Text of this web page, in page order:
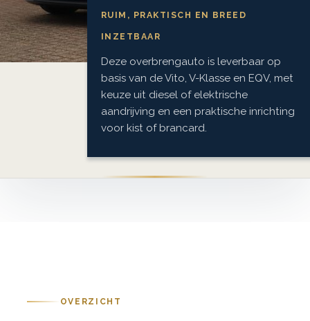
RUIM, PRAKTISCH EN BREED
INZETBAAR
Deze overbrengauto is leverbaar op
basis van de Vito, V-Klasse en EQV, met
keuze uit diesel of elektrische
aandrijving en een praktische inrichting
voor kist of brancard.
OVERZICHT